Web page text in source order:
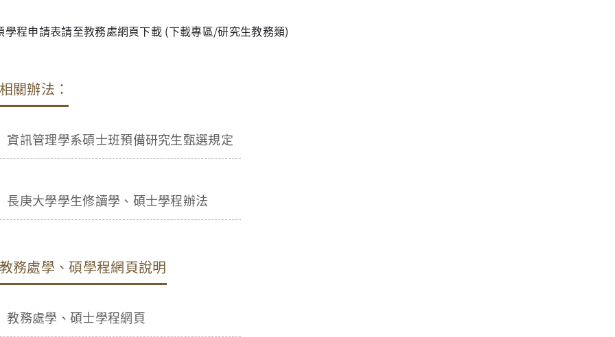
學程申請表請至教務處網頁下載 (下載專區/研究生教務類)
關辦法：
資訊管理學系碩士班預備研究生甄選規定
長庚大學學生修讀學、碩士學程辦法
務處學、碩學程網頁說明
教務處學、碩士學程網頁